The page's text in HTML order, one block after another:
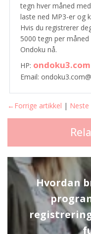
tegn hver måned
laste ned MP3-er og
Hvis du registrerer
5000 tegn per
Ondoku nå.
HP: ondoku3.com
Email:
←Forrige artikkel |
Hvordan